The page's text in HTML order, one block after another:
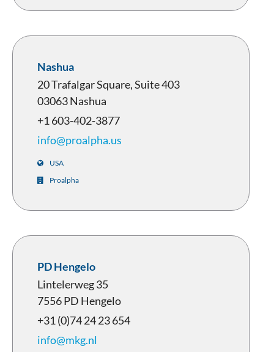
Nashua
20 Trafalgar Square, Suite 403
03063 Nashua
+1 603-402-3877
info@proalpha.us
USA
Proalpha
PD Hengelo
Lintelerweg 35
7556 PD Hengelo
+31 (0)74 24 23 654
info@mkg.nl